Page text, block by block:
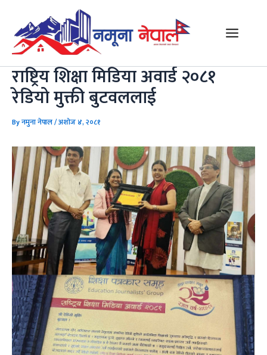
content
Menu
राष्ट्रिय शिक्षा मिडिया अवार्ड २०८१
रेडियो मुक्ती बुटवललाई
Byनमुना नेपाल/अशोज ४, २०८१
navigation